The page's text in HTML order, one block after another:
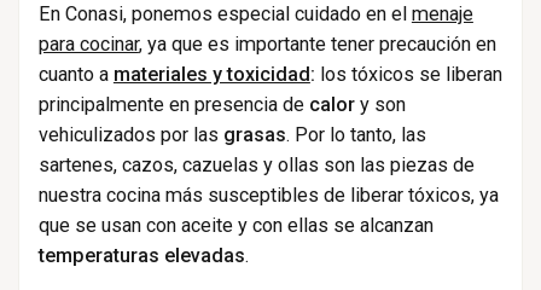
En Conasi, ponemos especial cuidado en el menaje
para cocinar, ya que es importante tener precaución en
cuanto a materiales y toxicidad: los tóxicos se liberan
principalmente en presencia de calory son
vehiculizados por las grasas. Por lo tanto, las
sartenes, cazos, cazuelas y ollas son las piezas de
nuestra cocina más susceptibles de liberar tóxicos, ya
que se usan con aceite y con ellas se alcanzan
temperaturas elevadas.